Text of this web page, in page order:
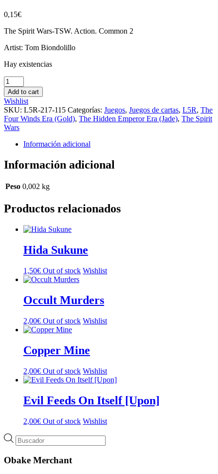
0,15€
The Spirit Wars-TSW. Action. Common 2
Artist: Tom Biondolillo
Hay existencias
Dark
Secrets
cantidad
Add to cart
Wishlist
SKU: L5R-217-115 Categorías: Juegos, Juegos de cartas, L5R, The
Four Winds Era (Gold), The Hidden Emperor Era (Jade), The Spirit
Wars
Información adicional
Información adicional
Peso 0,002 kg
Productos relacionados
Hida Sukune
1,50€ Out of stock Wishlist
Occult Murders
2,00€ Out of stock Wishlist
Copper Mine
2,00€ Out of stock Wishlist
Evil Feeds On Itself [Upon]
2,00€ Out of stock Wishlist
Búsqueda
de
Obake Merchant